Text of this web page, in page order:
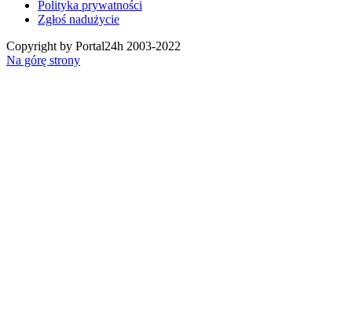
Polityka prywatności
Zgłoś nadużycie
Copyright by Portal24h 2003-2022
Na górę strony